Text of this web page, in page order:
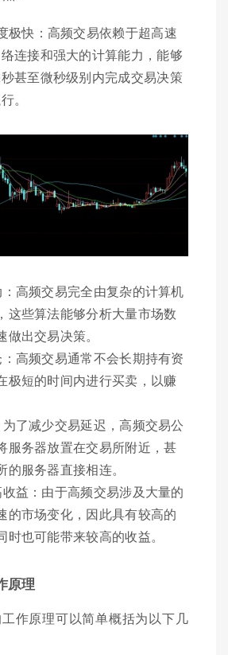
极快：高频交易依赖于超高速
连接和强大的计算能力，能够
甚至微秒级别内完成交易决策
。
高频交易完全由复杂的计算机
这些算法能够分析大量市场数
做出交易决策。
高频交易通常不会长期持有资
极短的时间内进行买卖，以赚
了减少交易延迟，高频交易公
服务器放置在交易所附近，甚
的服务器直接相连。
益：由于高频交易涉及大量的
的市场变化，因此具有较高的
时也可能带来较高的收益。
原理
作原理可以简单概括为以下几